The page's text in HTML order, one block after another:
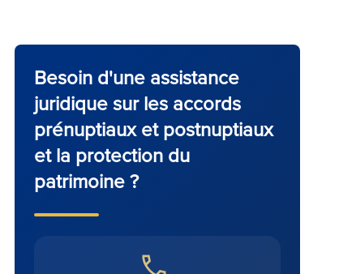
Besoin d'une assistance
juridique sur les accords
prénuptiaux et postnuptiaux
et la protection du
patrimoine ?